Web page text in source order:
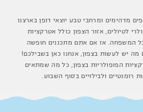
מדהימים ומרחבי טבע יוצאי דופן בארצנו
לטיולים, אזור הצפון כולל אטרקציות
המשפחה. אז אם אתם מתכננים חופשה
יש לעשות בצפון, אנחנו כאן בשבילכם!
הפופולריות בצפון, כל מה שמתאים
רומנטיים ולבילויים בסוף השבוע.